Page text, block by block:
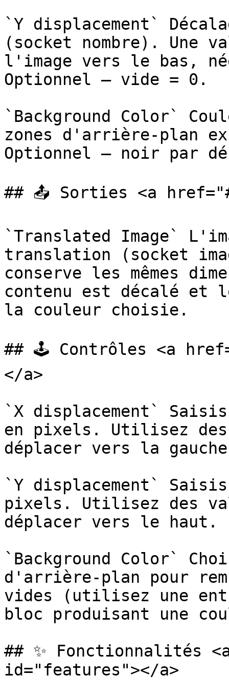
`Y displacement`
(socket nombre). Une
l'image vers le bas,
Optionnel — vide = 0.
`Background Color`
zones d'arrière-plan
Optionnel — noir par
## 📤 Sorties <a
`Translated Image`
translation (socket
conserve les mêmes
contenu est décalé et
la couleur choisie.
## 🕹️ Contrôles <a
</a>
`X displacement`
en pixels. Utilisez des
déplacer vers la
`Y displacement`
pixels. Utilisez des
déplacer vers le haut.
`Background Color`
d'arrière-plan pour
vides (utilisez une
bloc produisant une
## ✨ Fonctionnalités
id="features"></a>